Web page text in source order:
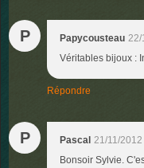
P Papycousteau 22/
Véritables bijoux :
Répondre
P Pascal 21/11/
Bonsoir Sylvie.